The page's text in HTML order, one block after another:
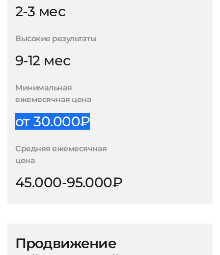
2-3 мес
Высокие результаты
9-12 мес
Минимальная
ежемесячная цена
от 30.000₽
Средняя ежемесячная
цена
45.000-95.000₽
Продвижение